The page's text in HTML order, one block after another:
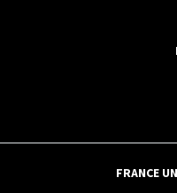
FRANCE